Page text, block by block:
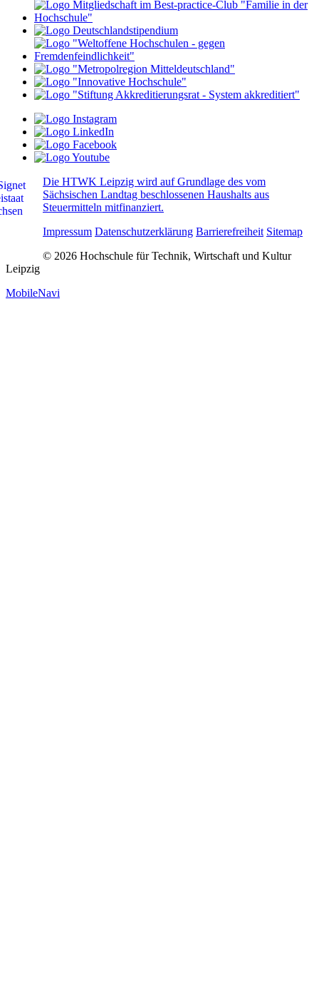
Die HTWK Leipzig wird auf Grundlage des vom
Sächsischen Landtag beschlossenen Haushalts aus
Steuermitteln mitfinanziert.
Impressum Datenschutzerklärung Barrierefreiheit Sitemap
© 2026 Hochschule für Technik, Wirtschaft und Kultur
Leipzig
MobileNavi